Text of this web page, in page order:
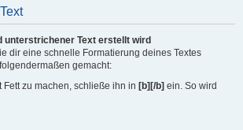
unterstrichener Text erstellt wird
dir eine schnelle Formatierung deines Textes
gemacht:
Fett zu machen, schließe ihn in [b][/b] ein. So wird